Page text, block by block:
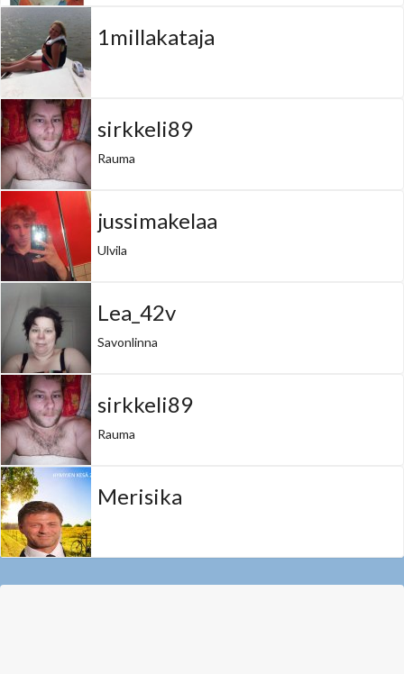
1millakataja
sirkkeli89
Rauma
jussimakelaa
Ulvila
Lea_42v
Savonlinna
sirkkeli89
Rauma
Merisika